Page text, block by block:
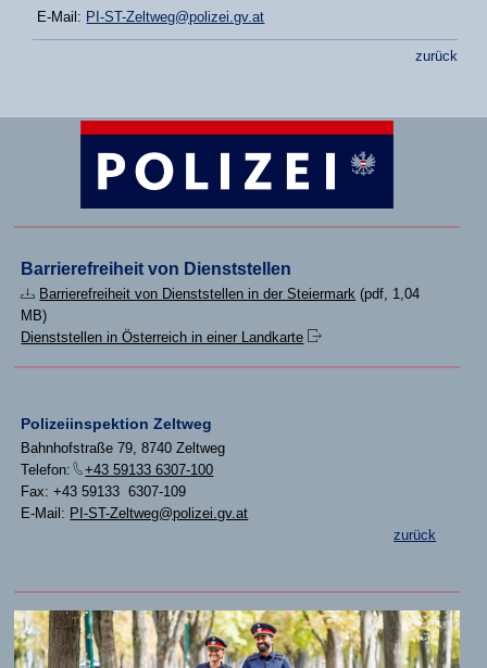
E-Mail: PI-ST-Zeltweg@polizei.gv.at
zurück
Barrierefreiheit von Dienststellen
Barrierefreiheit von Dienststellen in der Steiermark (pdf, 1,04
MB)
Dienststellen in Österreich in einer Landkarte
Polizeiinspektion Zeltweg
Bahnhofstraße 79, 8740 Zeltweg
Telefon:
+43 59133 6307-100
Fax: +43 59133 6307-109
E-Mail: PI-ST-Zeltweg@polizei.gv.at
zurück